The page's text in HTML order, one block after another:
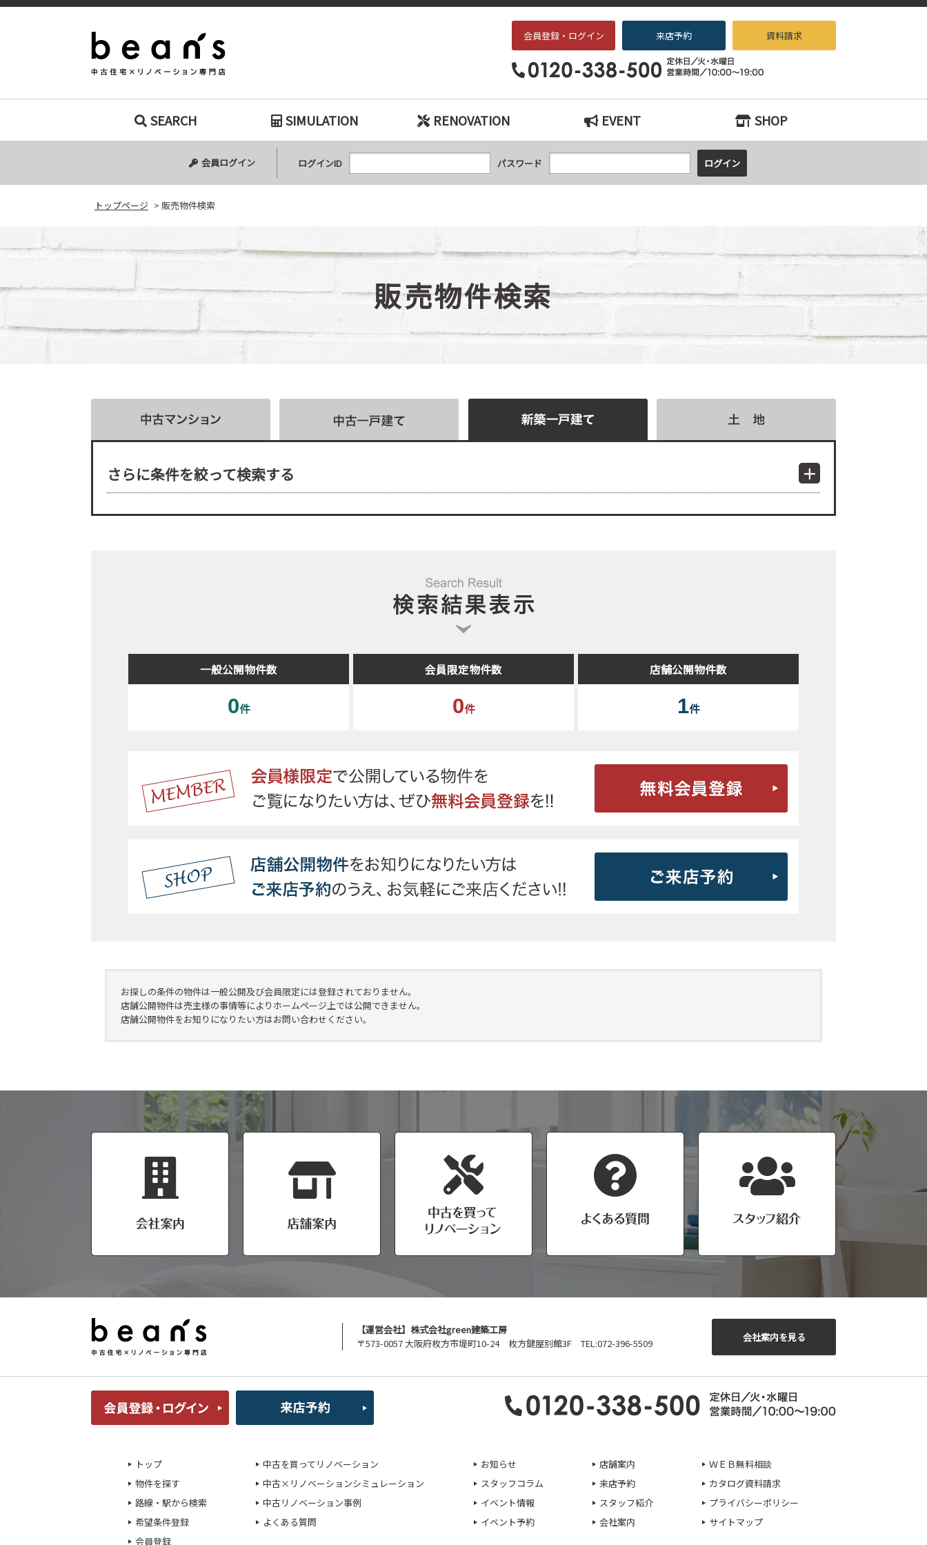
販売物件検索｜枚方・交野エリアの中古戸建て、中古マンションをお探しなら、『中古住宅×リノベーション専門店beans』へお任せください！
会員登録・ログイン 来店予約 資料請求
SEARCH
中古マンション
中古一戸建て
新築一戸建て
土地
SIMULATION RENOVATION EVENT SHOP
会員ログイン ログインID パスワード
トップページ > 販売物件検索
販売物件検索
さらに条件を絞って検索する
一般公開物件数
0件
会員限定物件数
0件
店舗公開物件数
1件
お探しの条件の物件は一般公開及び会員限定には登録されておりません。
店舗公開物件は売主様の事情等によりホームページ上では公開できません。
店舗公開物件をお知りになりたい方はお問い合わせください。
【運営会社】株式会社green建築工房
〒573-0057 大阪府枚方市堤町10-24 枚方鍵屋別館3F TEL:072-396-5509
会社案内を見る
トップ
物件を探す
路線・駅から検索
希望条件登録
会員登録
中古を買ってリノベーション
中古×リノベーションシミュレーション
中古リノベーション事例
よくある質問
お知らせ
スタッフコラム
イベント情報
イベント予約
店舗案内
来店予約
スタッフ紹介
会社案内
ＷＥＢ無料相談
カタログ資料請求
プライバシーポリシー
サイトマップ